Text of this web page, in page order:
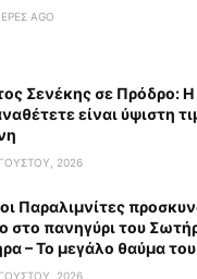
AGO
Σενέκης σε Πρόδρο:
είναι ύψιστη
2026
οι Παραλιμνίτες
στο πανηγύρι του
– Το μεγάλο θαύμα
2026